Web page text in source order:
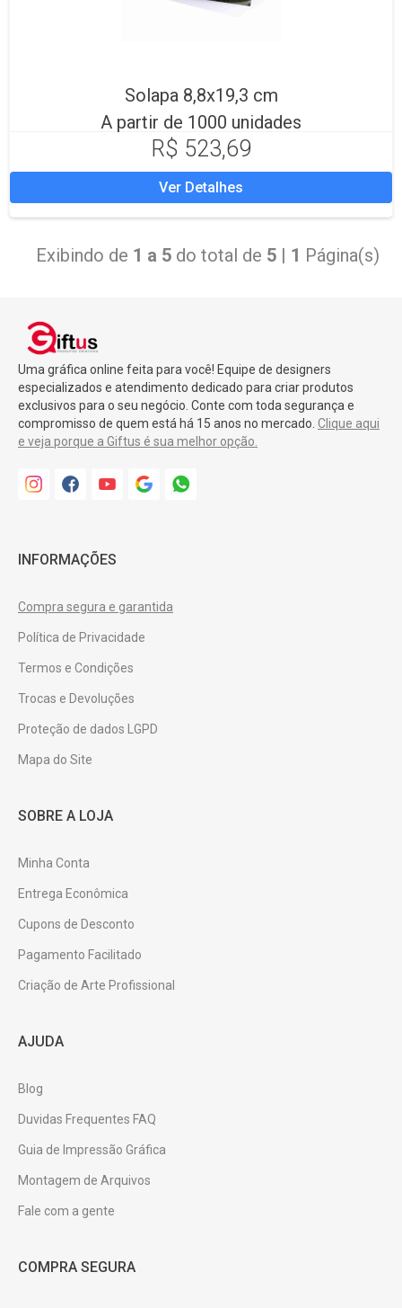
Solapa 8,8x19,3 cm
A partir de 1000 unidades
R$ 523,69
Ver Detalhes
Exibindo de 1 a 5 do total de 5 | 1 Página(s)
Uma gráfica online feita para você! Equipe de designers
especializados e atendimento dedicado para criar produtos
exclusivos para o seu negócio. Conte com toda segurança e
compromisso de quem está há 15 anos no mercado. Clique aqui
e veja porque a Giftus é sua melhor opção.
INFORMAÇÕES
Compra segura e garantida
Política de Privacidade
Termos e Condições
Trocas e Devoluções
Proteção de dados LGPD
Mapa do Site
SOBRE A LOJA
Minha Conta
Entrega Econômica
Cupons de Desconto
Pagamento Facilitado
Criação de Arte Profissional
AJUDA
Blog
Duvidas Frequentes FAQ
Guia de Impressão Gráfica
Montagem de Arquivos
Fale com a gente
COMPRA SEGURA